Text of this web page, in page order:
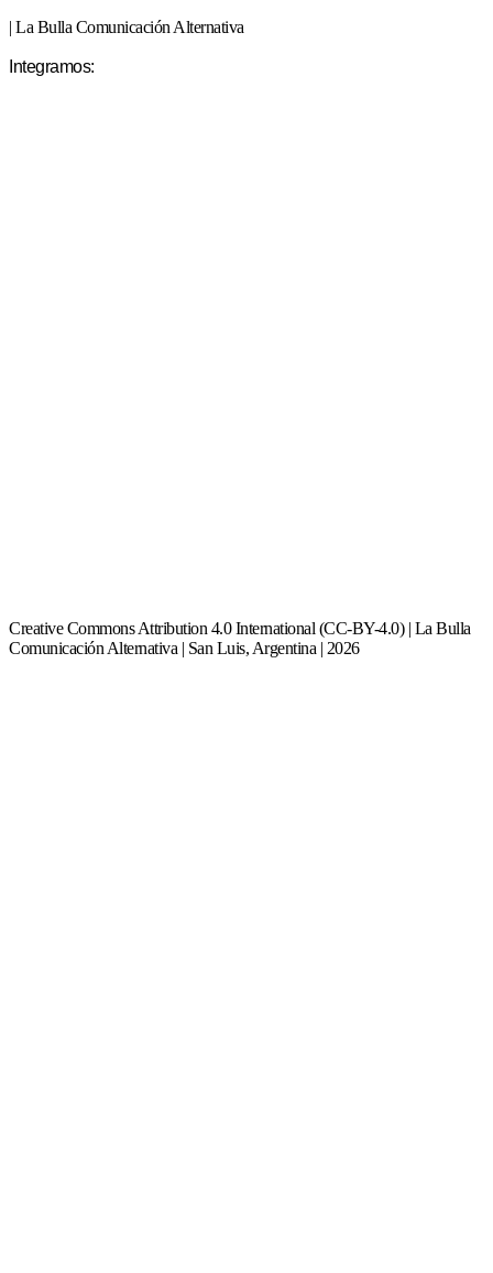
| La Bulla Comunicación Alternativa
Integramos:
Creative Commons Attribution 4.0 International (CC-BY-4.0) | La Bulla
Comunicación Alternativa | San Luis, Argentina | 2026